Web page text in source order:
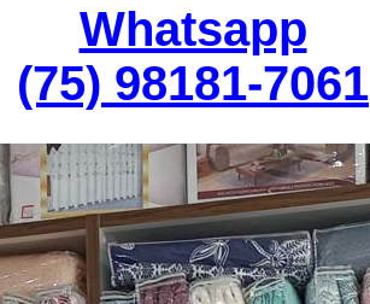
Whatsapp
(75) 98181-7061